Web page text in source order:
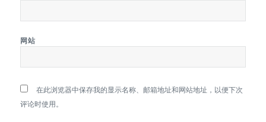
网站
在此浏览器中保存我的显示名称、邮箱地址和网站地址，以便下次
评论时使用。